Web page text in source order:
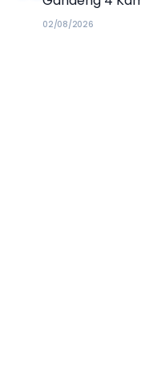
02/08/2026